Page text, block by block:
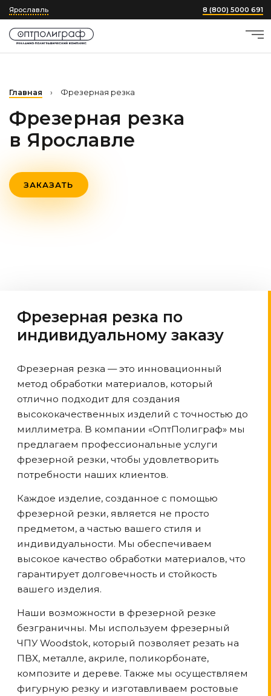
Ярославль 8 (800) 5000 691
Главная › Фрезерная резка
Фрезерная резка
в Ярославле
ЗАКАЗАТЬ
Фрезерная резка по
индивидуальному заказу
Фрезерная резка — это инновационный
метод обработки материалов, который
отлично подходит для создания
высококачественных изделий с точностью до
миллиметра. В компании «ОптПолиграф» мы
предлагаем профессиональные услуги
фрезерной резки, чтобы удовлетворить
потребности наших клиентов.
Каждое изделие, созданное с помощью
фрезерной резки, является не просто
предметом, а частью вашего стиля и
индивидуальности. Мы обеспечиваем
высокое качество обработки материалов, что
гарантирует долговечность и стойкость
вашего изделия.
Наши возможности в фрезерной резке
безграничны. Мы используем фрезерный
ЧПУ Woodstok, который позволяет резать на
ПВХ, металле, акриле, поликорбонате,
композите и дереве. Также мы осуществляем
фигурную резку и изготавливаем ростовые